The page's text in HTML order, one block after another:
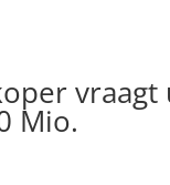
Mio.